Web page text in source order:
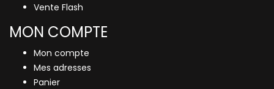
Vente Flash
MON COMPTE
Mon compte
Mes adresses
Panier